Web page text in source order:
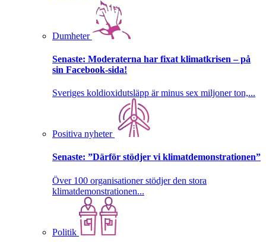
Dumheter
Senaste: Moderaterna har fixat klimatkrisen – på
sin Facebook-sida!
Sveriges koldioxidutsläpp är minus sex miljoner ton,...
Positiva nyheter
Senaste: ”Därför stödjer vi klimatdemonstrationen”
Över 100 organisationer stödjer den stora
klimatdemonstrationen...
Politik